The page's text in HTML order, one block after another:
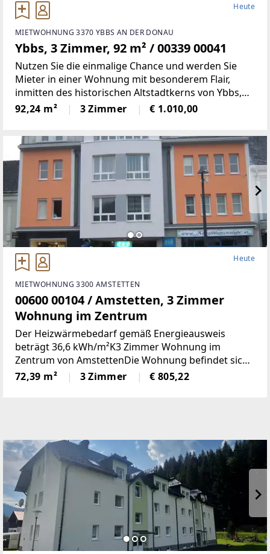
Heute
MIETWOHNUNG 3370 YBBS AN DER DONAU
Ybbs, 3 Zimmer, 92 m² / 00339 00041
Nutzen Sie die einmalige Chance und werden Sie
Mieter in einer Wohnung mit besonderem Flair,
inmitten des historischen Altstadtkerns von Ybbs,
mit Blick auf die Donau.Dieses historische Objekt in
der Kirchengasse 6 beherbergte in der
92,24 m² 3 Zimmer € 1.010,00
Heute
MIETWOHNUNG 3300 AMSTETTEN
00600 00104 / Amstetten, 3 Zimmer
Wohnung im Zentrum
Der Heizwärmebedarf gemäß Energieausweis
beträgt 36,6 kWh/m²K3 Zimmer Wohnung im
Zentrum von AmstettenDie Wohnung befindet sich
2. OG mit 72,39 m² Wohnnutzfläche und besteht aus
folgenden Räumen:Großzügiger Wohnraum
72,39 m² 3 Zimmer € 805,22